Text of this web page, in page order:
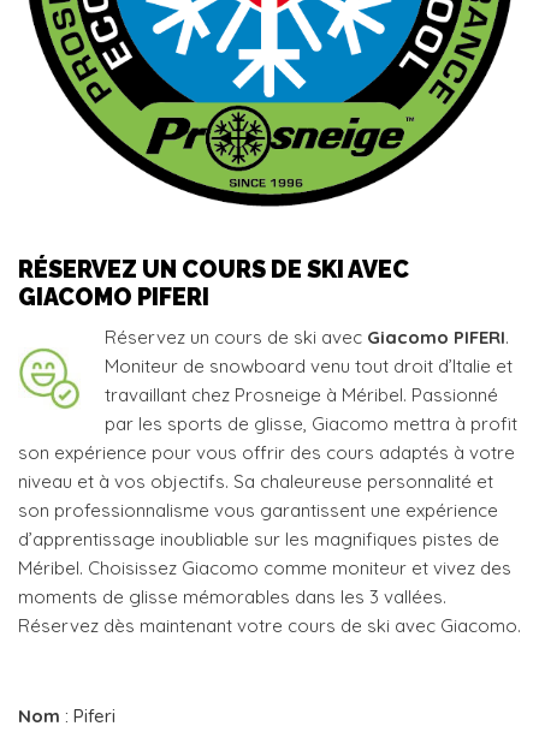
RÉSERVEZ UN COURS DE SKI AVEC
GIACOMO PIFERI
Réservez un cours de ski avec Giacomo PIFERI.
Moniteur de snowboard venu tout droit d’Italie et
travaillant chez Prosneige à Méribel. Passionné
par les sports de glisse, Giacomo mettra à profit
son expérience pour vous offrir des cours adaptés à votre
niveau et à vos objectifs. Sa chaleureuse personnalité et
son professionnalisme vous garantissent une expérience
d’apprentissage inoubliable sur les magnifiques pistes de
Méribel. Choisissez Giacomo comme moniteur et vivez des
moments de glisse mémorables dans les 3 vallées.
Réservez dès maintenant votre cours de ski avec Giacomo.
Nom : Piferi